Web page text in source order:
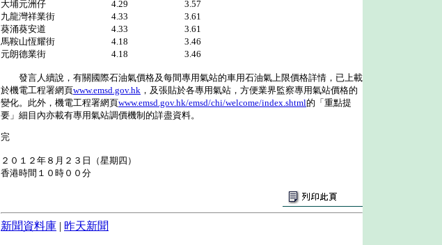
大埔元洲仔 4.29 3.57
九龍灣祥業街 4.33 3.61
葵涌葵安道 4.33 3.61
馬鞍山恆耀街 4.18 3.46
元朗德業街 4.18 3.46
發言人續說，有關國際石油氣價格及每間專用氣站的車用石油氣上限價格詳情，已上載
於機電工程署網頁www.emsd.gov.hk ，及張貼於各專用氣站，方便業界監察專用氣站價格的
變化。此外，機電工程署網頁www.emsd.gov.hk/emsd/chi/welcome/index.shtml的「重點提
要」細目內亦載有專用氣站調價機制的詳盡資料。
完
２０１２年８月２３日（星期四）
香港時間１０時００分
新聞資料庫 | 昨天新聞